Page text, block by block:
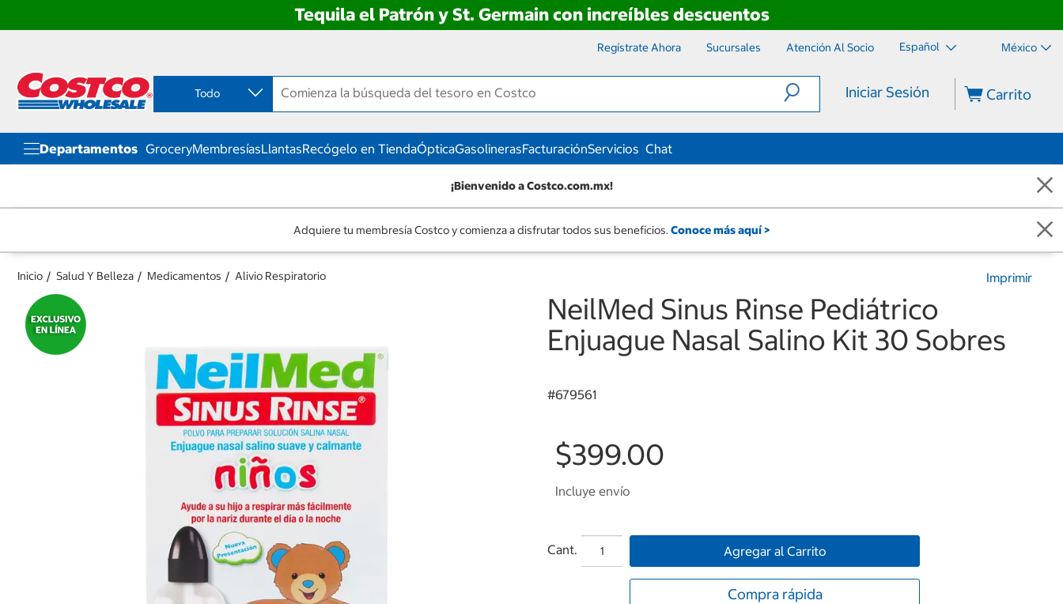
Tequila el Patrón y St. Germain con increíbles descuentos
contenido
menú
navegación
Regístrate Ahora Sucursales Atención Al Socio Español México
Todo Iniciar Sesión Carrito
Departamentos GroceryMembresíasLlantasRecógelo en TiendaÓpticaGasolinerasFacturaciónServicios Chat
¡Bienvenido a Costco.com.mx!
Adquiere tu membresía Costco y comienza a disfrutar todos sus beneficios. Conoce más aquí >
Inicio Salud Y Belleza Medicamentos Alivio Respiratorio Imprimir
NeilMed Sinus Rinse Pediátrico
Enjuague Nasal Salino Kit 30 Sobres
#679561
$399.00
Incluye envío
Cant. Agregar al Carrito
Compra rápida